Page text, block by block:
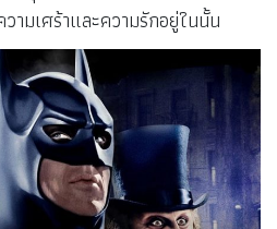
ามเศร้าและความรักอยู่ในนั้น